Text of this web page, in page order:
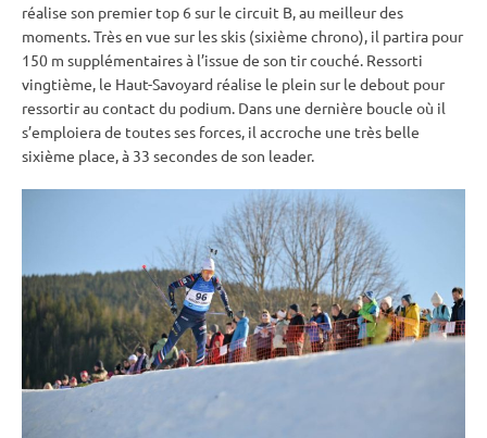
réalise son premier top 6 sur le circuit B, au meilleur des
moments. Très en vue sur les skis (sixième chrono), il partira pour
150 m supplémentaires à l’issue de son tircouché. Ressorti
vingtième, le Haut-Savoyard réalise le plein sur le debout pour
ressortir au contact du podium. Dans une dernière boucle où il
s’emploiera de toutes ses forces, il accroche une très belle
sixième place, à 33 secondes de son leader.